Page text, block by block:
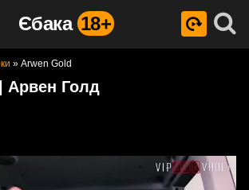
Єбака 18+
» Arwen Gold
Арвен Голд